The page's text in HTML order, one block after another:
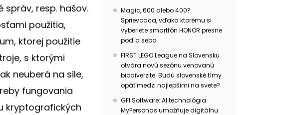
resp. hašov.
použitia,
ktorej použitie
s ktorými
neuberá na sile,
fungovania
kryptografických
Magic, 600 alebo 400?
Sprievodca, vďaka ktorému si
vyberiete smartfón HONOR presne
podľa seba
FIRST LEGO League na Slovensku
otvára novú sezónu venovanú
biodiverzite. Budú slovenské tímy
opäť medzi najlepšími na svete?
GFI Software: AI technológia
MyPersonas umožňuje digitálnu